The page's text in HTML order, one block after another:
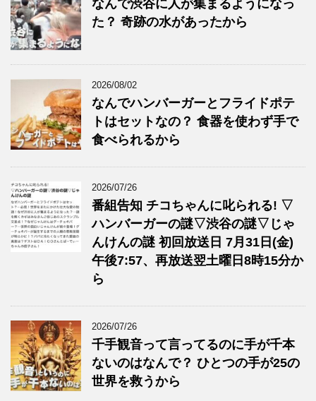
なんで渋谷に人が集まるようになっ
た？ 奇跡の水があったから
2026/08/02
なんでハンバーガーとフライドポテ
トはセットなの？ 食器を使わず手で
食べられるから
2026/07/26
番組告知 チコちゃんに叱られる! ▽
ハンバーガーの謎▽渋谷の謎▽じゃ
んけんの謎 初回放送日 7月31日(金)
午後7:57、再放送翌土曜日8時15分か
ら
2026/07/26
千手観音って言ってるのに手が千本
ないのはなんで？ ひとつの手が25の
世界を救うから